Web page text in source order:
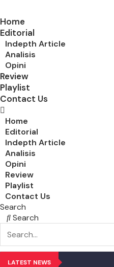
Home
Editorial
Indepth Article
Analisis
Opini
Review
Playlist
Contact Us
Home
Editorial
Indepth Article
Analisis
Opini
Review
Playlist
Contact Us
Search
Search
LATEST NEWS